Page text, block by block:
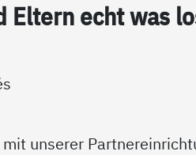
echt was
unserer